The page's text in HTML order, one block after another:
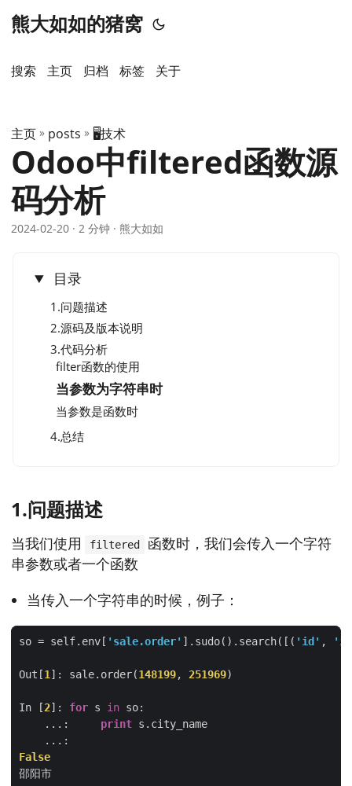
熊大如如的猪窝
搜索 主页 ️归档 标签 关于
主页 » posts » 🖥️技术
Odoo中filtered函数源
码分析
2024-02-20 · 2 分钟 · 熊大如如
目录
1.问题描述
2.源码及版本说明
3.代码分析
filter函数的使用
当参数为字符串时
当参数是函数时
4.总结
1.问题描述
当我们使用 filtered
函数时，我们会传入一个字符
串参数或者一个函数
当传入一个字符串的时候，例子：
so = self.env[ 'sale.order' ].sudo().search([( 'id' ,
Out[1 ]: sale.order(148199, 251969
In [2]: for s in
    ...:
print
False